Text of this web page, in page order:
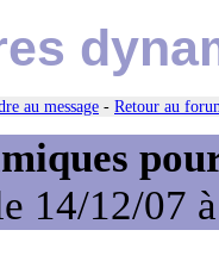
au message - Retour au
14/12/07